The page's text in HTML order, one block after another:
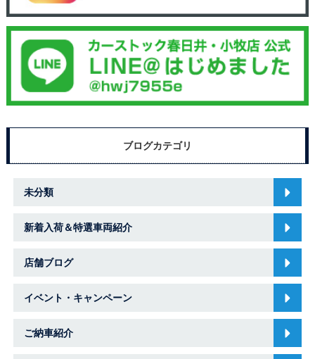
ブログカテゴリ
未分類
新着入荷＆特選車両紹介
店舗ブログ
イベント・キャンペーン
ご納車紹介